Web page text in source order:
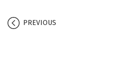
PREVIOUS